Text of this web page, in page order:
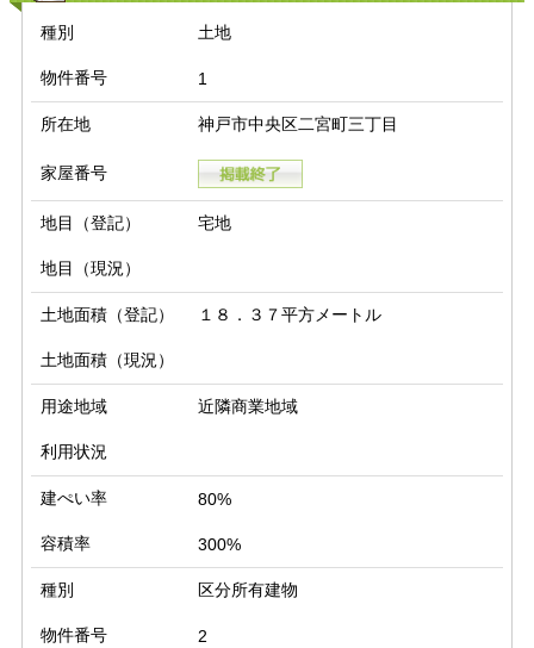
種別 土地
物件番号 1
所在地 神戸市中央区二宮町三丁目
家屋番号
地目（登記） 宅地
地目（現況）
土地面積（登記） １８．３７平方メートル
土地面積（現況）
用途地域 近隣商業地域
利用状況
建ぺい率 80%
容積率 300%
種別 区分所有建物
物件番号 2